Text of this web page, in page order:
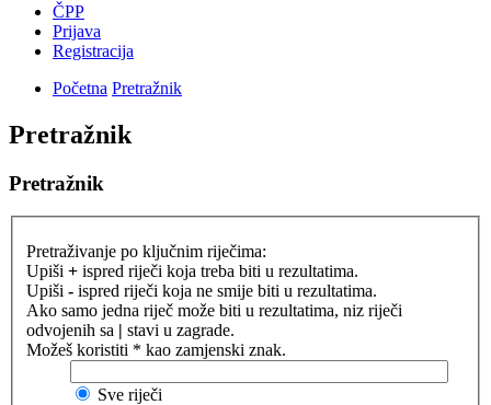
ČPP
Prijava
Registracija
Početna Pretražnik
Pretražnik
Pretražnik
Pretraživanje po ključnim riječima:
Upiši + ispred riječi koja treba biti u rezultatima.
Upiši - ispred riječi koja ne smije biti u rezultatima.
Ako samo jedna riječ može biti u rezultatima, niz riječi
odvojenih sa | stavi u zagrade.
Možeš koristiti * kao zamjenski znak.
Sve riječi